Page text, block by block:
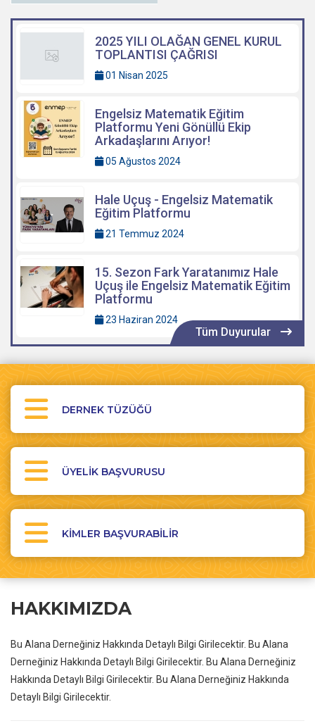
2025 YILI OLAĞAN GENEL KURUL
TOPLANTISI ÇAĞRISI
01 Nisan 2025
Engelsiz Matematik Eğitim
Platformu Yeni Gönüllü Ekip
Arkadaşlarını Arıyor!
05 Ağustos 2024
Hale Uçuş - Engelsiz Matematik
Eğitim Platformu
21 Temmuz 2024
15. Sezon Fark Yaratanımız Hale
Uçuş ile Engelsiz Matematik Eğitim
Platformu
23 Haziran 2024
Tüm Duyurular
DERNEK TÜZÜĞÜ
ÜYELİK BAŞVURUSU
KİMLER BAŞVURABİLİR
HAKKIMIZDA
Bu Alana Derneğiniz Hakkında Detaylı Bilgi Girilecektir. Bu Alana
Derneğiniz Hakkında Detaylı Bilgi Girilecektir. Bu Alana Derneğiniz
Hakkında Detaylı Bilgi Girilecektir. Bu Alana Derneğiniz Hakkında
Detaylı Bilgi Girilecektir.